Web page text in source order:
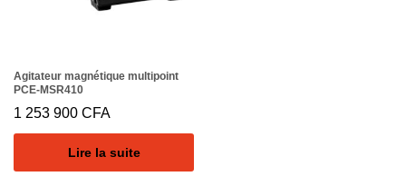
Agitateur magnétique multipoint
PCE-MSR410
1 253 900 CFA
Lire la suite